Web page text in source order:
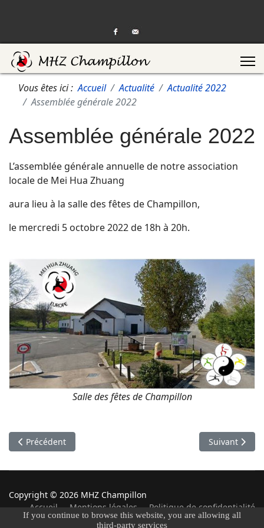
Vous êtes ici :Accueil Actualité
Actualité 2022
Assemblée générale 2022
Assemblée générale 2022
L’assemblée générale annuelle de notre association
locale de Mei Hua Zhuang
aura lieu à la salle des fêtes de Champillon,
le mercredi 5 octobre 2022 de 18h à 20h.
Salle des fêtes de Champillon
Article précédent : Rendez-vous du Samedi - 2022
Précédent Article
Suivant
Copyright © 2026 MHZ Champillon
Accueil
Mentions légales
Politique de confidentialité
Contact
If you continue to browse this website, you are allowing all
third-party services